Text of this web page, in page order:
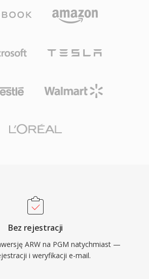
Bez rejestracji
ARW na PGM natychmiast —
i weryfikacji e-mail.